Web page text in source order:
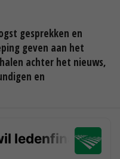
gesprekken en
geven aan het
achter het nieuws,
en